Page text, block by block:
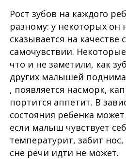
Рост зубов на каждого
разному: у некоторых он
сказывается на качестве
самочувствии.
что и не заметили, как
других малышей
, появляется насморк,
портится аппетит. В
состояния ребенка
если малыш чувствует
температурит, забит
сне речи идти не может.